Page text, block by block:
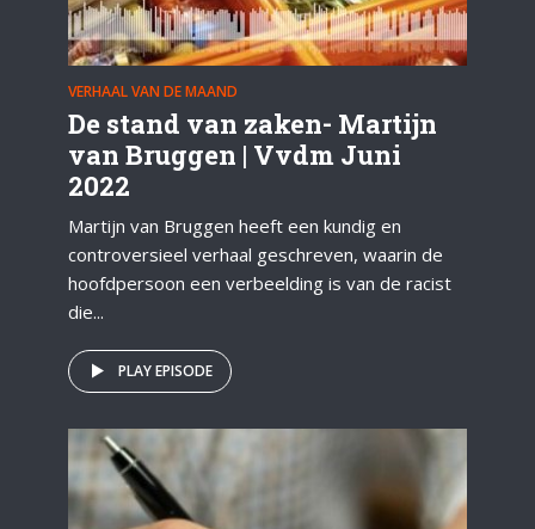
VERHAAL VAN DE MAAND
De stand van zaken- Martijn
van Bruggen | Vvdm Juni
2022
Martijn van Bruggen heeft een kundig en
controversieel verhaal geschreven, waarin de
hoofdpersoon een verbeelding is van de racist
die...
PLAY EPISODE